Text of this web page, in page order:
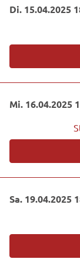
Di. 15.04.2025
Mi. 16.04.2025
Sa. 19.04.2025